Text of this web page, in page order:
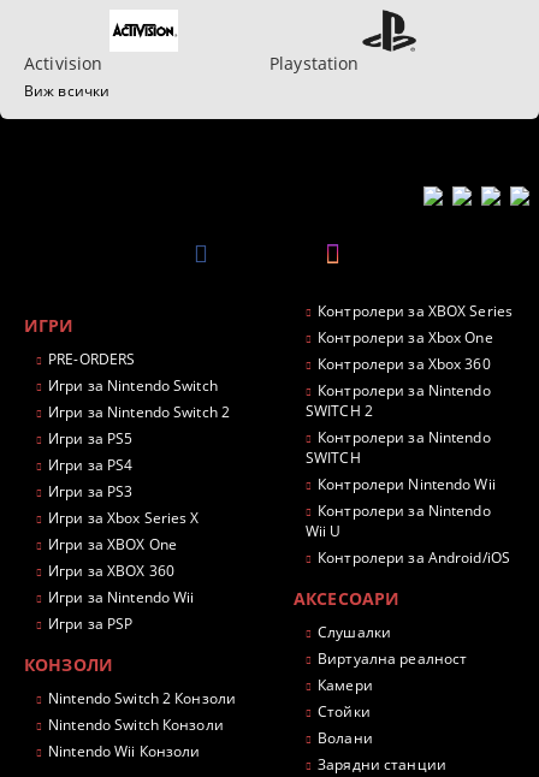
Activision Playstation
Виж всички
ИГРИ
PRE-ORDERS
Игри за Nintendo Switch
Игри за Nintendo Switch 2
Игри за PS5
Игри за PS4
Игри за PS3
Игри за Xbox Series X
Игри за XBOX One
Игри за XBOX 360
Игри за Nintendo Wii
Игри за PSP
КОНЗОЛИ
Nintendo Switch 2 Конзоли
Nintendo Switch Конзоли
Nintendo Wii Конзоли
Контролери за XBOX Series
Контролери за Xbox One
Контролери за Xbox 360
Контролери за Nintendo
SWITCH 2
Контролери за Nintendo
SWITCH
Контролери Nintendo Wii
Контролери за Nintendo
Wii U
Контролери за Android/iOS
АКСЕСОАРИ
Слушалки
Виртуална реалност
Камери
Стойки
Волани
Зарядни станции